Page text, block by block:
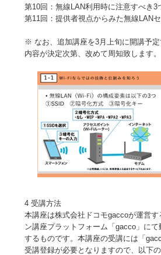
第10回：無線LAN利用時に注意すべき3
第11回：提供者視点からみた無線LAN
※ なお、追加講座を3月上旬に開講予定
内容が決定次第、改めて周知致します。
4 受講方法
本講座は株式会社ドコモgaccoが運営す
ン講座プラットフォーム「gacco」に
するものです。本講座の受講には「
受講登録が必要となりますので、以下